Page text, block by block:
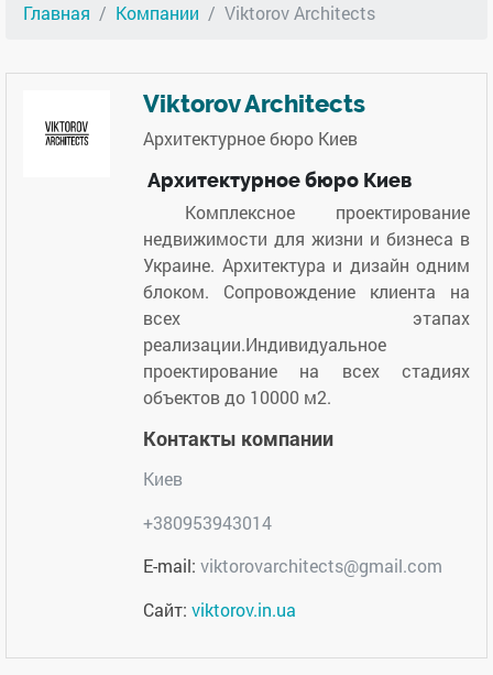
Главная Компании Viktorov Architects
Viktorov Architects
Архитектурное бюро Киев
Архитектурное бюро Киев
Комплексное проектирование
недвижимости для жизни и бизнеса в
Украине. Архитектура и дизайн одним
блоком. Сопровождение клиента на
всех этапах
реализации.Индивидуальное
проектирование на всех стадиях
объектов до 10000 м2.
Контакты компании
Киев
+380953943014
E-mail: viktorovarchitects@gmail.com
Сайт: viktorov.in.ua